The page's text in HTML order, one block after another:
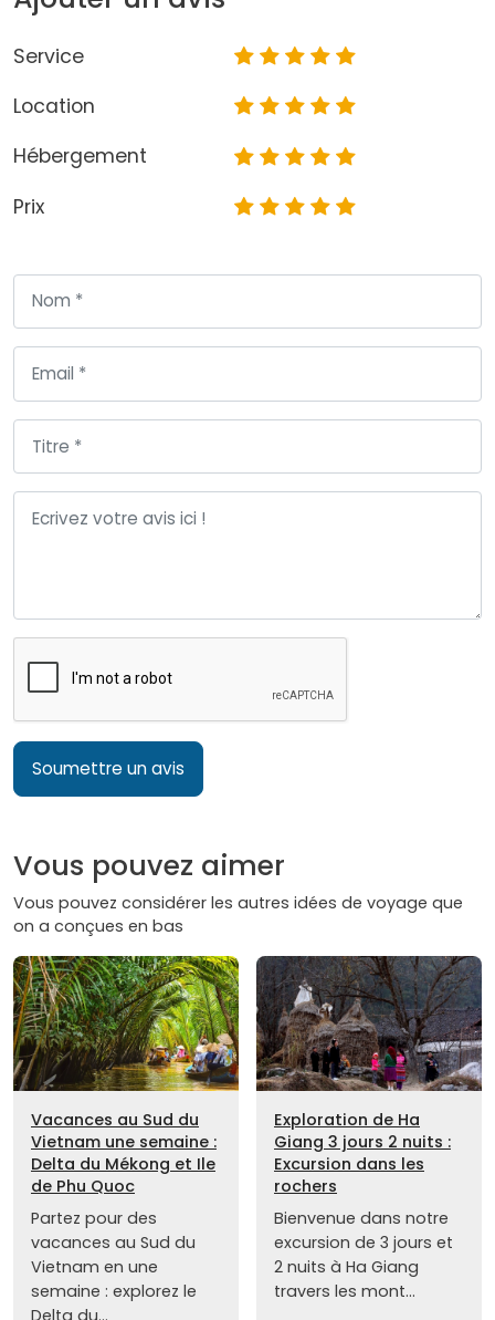
Service
Location
Hébergement
Prix
Soumettre un avis
Vous pouvez aimer
Vous pouvez considérer les autres idées de voyage que
on a conçues en bas
Vacances au Sud du
Vietnam une semaine :
Delta du Mékong et Ile
de Phu Quoc
Partez pour des
vacances au Sud du
Vietnam en une
semaine : explorez le
Delta du...
Exploration de Ha
Giang 3 jours 2 nuits :
Excursion dans les
rochers
Bienvenue dans notre
excursion de 3 jours et
2 nuits à Ha Giang
travers les mont...